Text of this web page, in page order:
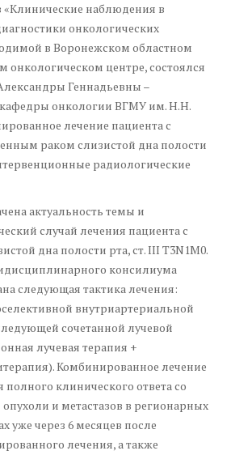
наблюдения в
онкологических
в Воронежском областном
онкологическом центре, состоялся
Геннадьевны –
кафедры онкологии ВГМУ им. Н.Н.
лечение пациента с
раком слизистой дна полости
радиологические
актуальность темы и
случай лечения пациента с
дна полости рта, ст. III T3N1M0.
консилиума
следующая тактика лечения:
внутриартериальной
сочетанной лучевой
лучевая терапия +
Комбинированное лечение
клинического ответа со
и метастазов в регионарных
уже через 6 месяцев после
лечения, а также